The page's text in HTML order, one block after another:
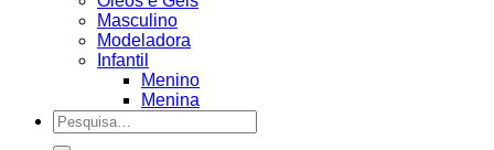
Masculino
Modeladora
Infantil
Menino
Menina
Pesquisar
por: